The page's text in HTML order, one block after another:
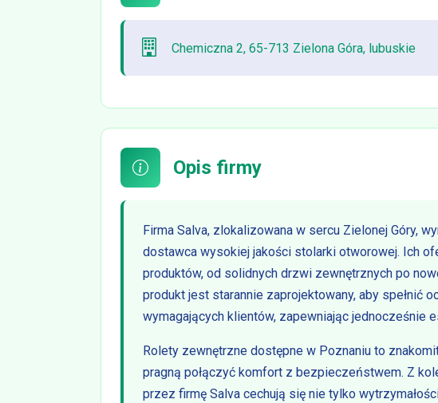
Chemiczna 2, 65-713 Zielona Góra, lubuskie
Opis firmy
Firma Salva, zlokalizowana w sercu Zielonej Góry,
dostawca wysokiej jakości stolarki otworowej. Ich
produktów, od solidnych drzwi zewnętrznych po
produkt jest starannie zaprojektowany, aby spełnić
wymagających klientów, zapewniając jednocześnie
Rolety zewnętrzne dostępne w Poznaniu to
pragną połączyć komfort z bezpieczeństwem. Z
przez firmę Salva cechują się nie tylko